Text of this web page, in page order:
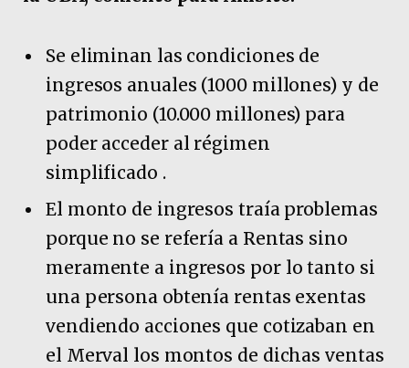
Se eliminan las condiciones de
ingresos anuales (1000 millones) y de
patrimonio (10.000 millones) para
poder acceder al régimen
simplificado .
El monto de ingresos traía problemas
porque no se refería a Rentas sino
meramente a ingresos por lo tanto si
una persona obtenía rentas exentas
vendiendo acciones que cotizaban en
el Merval los montos de dichas ventas